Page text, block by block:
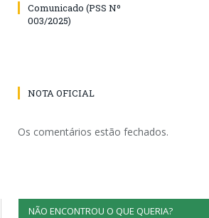
Comunicado (PSS Nº
003/2025)
NOTA OFICIAL
Os comentários estão fechados.
NÃO ENCONTROU O QUE QUERIA?